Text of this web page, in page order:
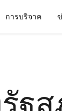
การบริจาค
ฐส